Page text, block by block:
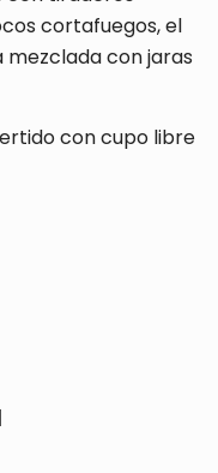
cortafuegos, el
con jaras
con cupo libre